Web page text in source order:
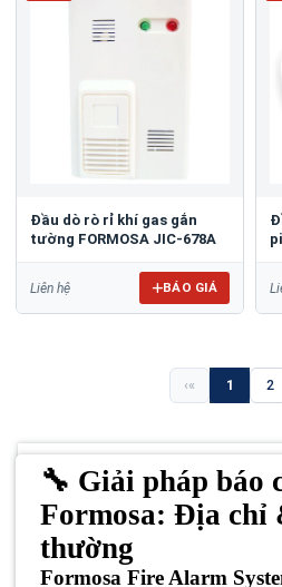
Đầu dò rò rỉ khí gas gắn
tường FORMOSA JIC‑678A
Liên hệ BÁO GIÁ
« 1 2
🔧 Giải pháp báo
Formosa: Địa chỉ
thường
Formosa Fire Alarm